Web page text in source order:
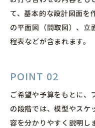
大阪府岸和田市東
TEL:072-493-3978
て、基本的な設計図面を
の平面図（間取図）、立
程表などが含まれます。
POINT 02
ご希望や予算をもとに、
の段階では、模型やスケ
容を分かりやすく説明し